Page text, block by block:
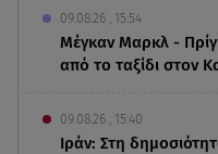
09.08.26 , 15:54
Μέγκαν Μαρκλ -
από το ταξίδι στον
09.08.26 , 15:40
Ιράν: Στη